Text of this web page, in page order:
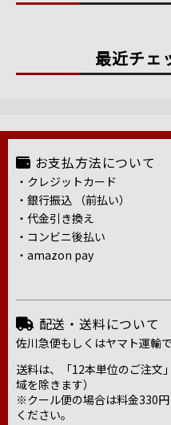
最近チェ
お支払方法について
・クレジットカード
・銀行振込 （前払い）
・代金引き換え
・コンビニ後払い
・amazon pay
配送・送料について
佐川急便もしくはヤマト運輸
送料は、「12本単位のご注文
域を除きます）
※クール便の場合は料金330
ください。